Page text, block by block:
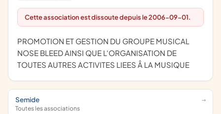
Cette association est dissoute depuis le 2006-09-01.
PROMOTION ET GESTION DU GROUPE MUSICAL
NOSE BLEED AINSI QUE L'ORGANISATION DE
TOUTES AUTRES ACTIVITES LIEES Â LA MUSIQUE
Semide
Toutes les associations